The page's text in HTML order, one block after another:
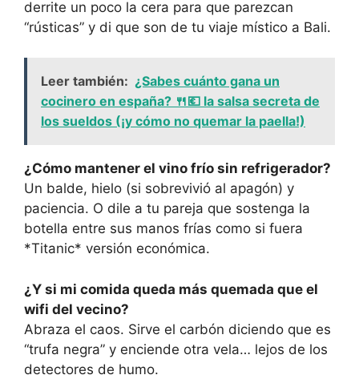
derrite un poco la cera para que parezcan
“rústicas” y di que son de tu viaje místico a Bali.
Leer también: ¿Sabes cuánto gana un
cocinero en españa? 🍴💶 la salsa secreta de
los sueldos (¡y cómo no quemar la paella!)
¿Cómo mantener el vino frío sin refrigerador?
Un balde, hielo (si sobrevivió al apagón) y
paciencia. O dile a tu pareja que sostenga la
botella entre sus manos frías como si fuera
*Titanic* versión económica.
¿Y si mi comida queda más quemada que el
wifi del vecino?
Abraza el caos. Sirve el carbón diciendo que es
“trufa negra” y enciende otra vela… lejos de los
detectores de humo.